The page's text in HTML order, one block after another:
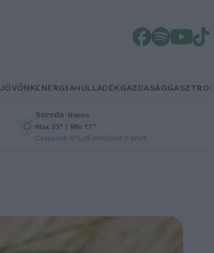
JÖVŐNKENERGIAHULLADÉKGAZDASÁGGASZTRO
Szerda–Napos
Max 33° / Min 17°
Csapadék: 0% (0 mm)Szél: 9 km/h